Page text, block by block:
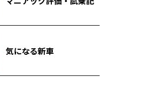
気になる新車